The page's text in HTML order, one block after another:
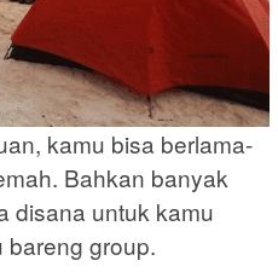
kamu bisa berlama-
Bahkan banyak
disana untuk kamu
bareng group.